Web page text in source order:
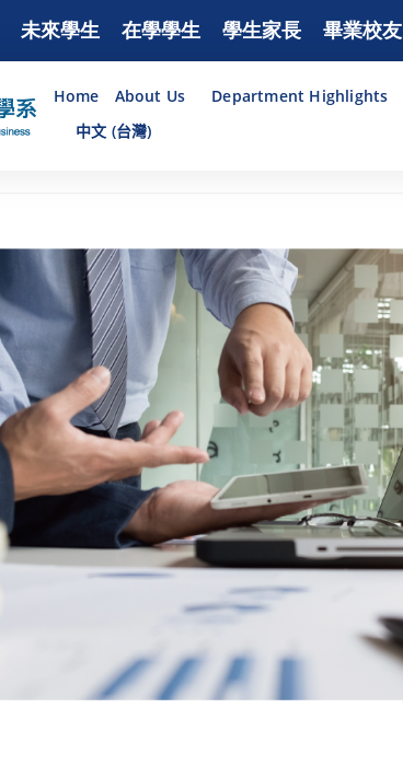
未來學生 在學學生 學生家長 畢業校友
Home About Us Department Highlights
中文 (台灣)